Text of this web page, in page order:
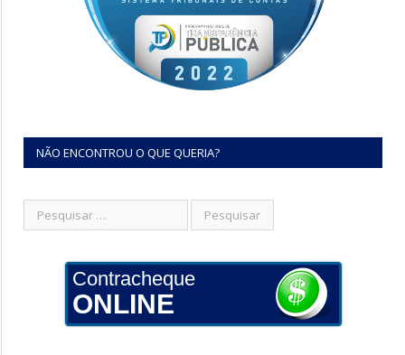
NÃO ENCONTROU O QUE QUERIA?
Contracheque
ONLINE